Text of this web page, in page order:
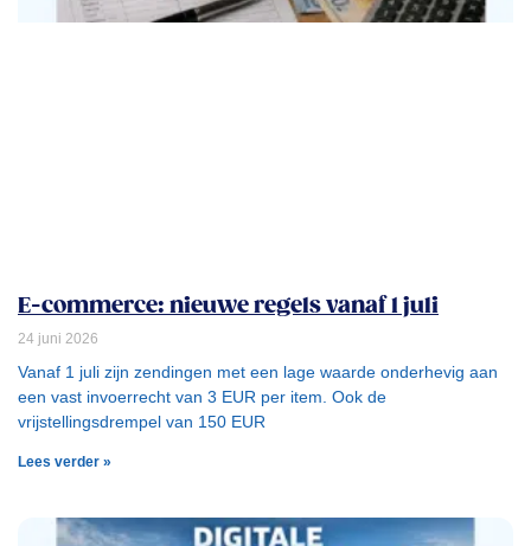
E-commerce: nieuwe regels vanaf 1 juli
24 juni 2026
Vanaf 1 juli zijn zendingen met een lage waarde onderhevig aan
een vast invoerrecht van 3 EUR per item. Ook de
vrijstellingsdrempel van 150 EUR
Lees verder »